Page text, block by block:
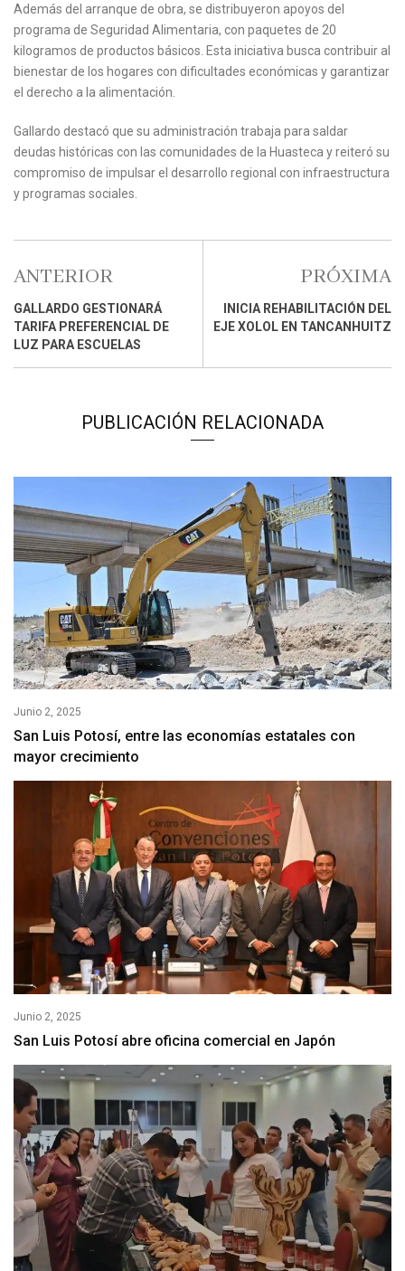
Además del arranque de obra, se distribuyeron apoyos del
programa de Seguridad Alimentaria, con paquetes de 20
kilogramos de productos básicos. Esta iniciativa busca contribuir al
bienestar de los hogares con dificultades económicas y garantizar
el derecho a la alimentación.
Gallardo destacó que su administración trabaja para saldar
deudas históricas con las comunidades de la Huasteca y reiteró su
compromiso de impulsar el desarrollo regional con infraestructura
y programas sociales.
ANTERIOR
GALLARDO GESTIONARÁ
TARIFA PREFERENCIAL DE
LUZ PARA ESCUELAS
PRÓXIMA
INICIA REHABILITACIÓN DEL
EJE XOLOL EN TANCANHUITZ
PUBLICACIÓN RELACIONADA
Junio 2, 2025
San Luis Potosí, entre las economías estatales con
mayor crecimiento
Junio 2, 2025
San Luis Potosí abre oficina comercial en Japón